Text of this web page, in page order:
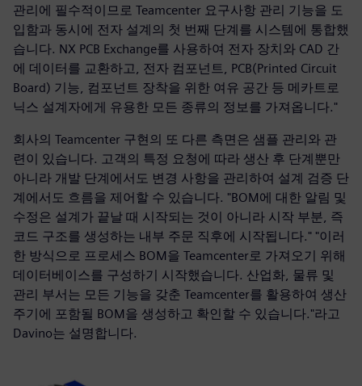
관리에 필수적이므로 Teamcenter 요구사항 관리 기능을 도
입함과 동시에 전자 설계의 첫 번째 단계를 시스템에 통합했
습니다. NX PCB Exchange를 사용하여 전자 장치와 CAD 간
에 데이터를 교환하고, 전자 컴포넌트, PCB(Printed Circuit
Board) 기능, 컴포넌트 장착을 위한 여유 공간 등 메카트로
닉스 설계자에게 유용한 모든 종류의 정보를 가져옵니다."
회사의 Teamcenter 구현의 또 다른 측면은 샘플 관리와 관
련이 있습니다. 고객의 특정 요청에 따라 생산 후 단계뿐만
아니라 개발 단계에서도 변경 사항을 관리하여 설계 검증 단
계에서도 흐름을 제어할 수 있습니다. "BOM에 대한 알림 및
수정은 설계가 끝날 때 시작되는 것이 아니라 시작 부분, 즉
코드 구조를 생성하는 내부 주문 직후에 시작됩니다." "이러
한 방식으로 프로세스 BOM을 Teamcenter로 가져오기 위해
데이터베이스를 구성하기 시작했습니다. 산업화, 물류 및
관리 부서는 모든 기능을 갖춘 Teamcenter를 활용하여 생산
주기에 포함될 BOM을 생성하고 확인할 수 있습니다."라고
Davino는 설명합니다.